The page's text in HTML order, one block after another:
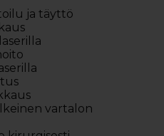
ja täyttö
vartalon